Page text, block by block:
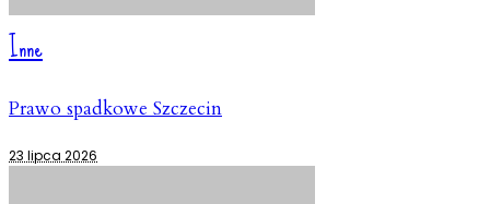
Inne
Prawo spadkowe Szczecin
23 lipca 2026